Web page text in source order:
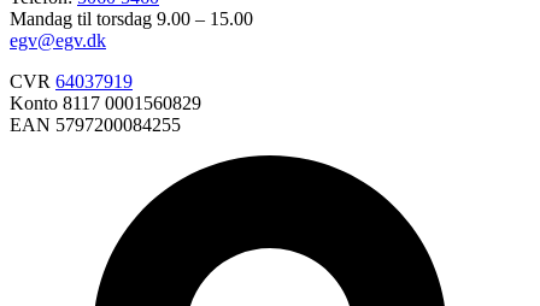
Mandag til torsdag 9.00 – 15.00
egv@egv.dk
CVR 64037919
Konto 8117 0001560829
EAN 5797200084255